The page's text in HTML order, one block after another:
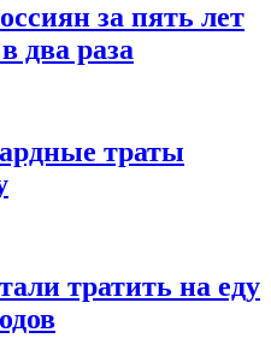
за пять лет
два раза
траты
тратить на еду